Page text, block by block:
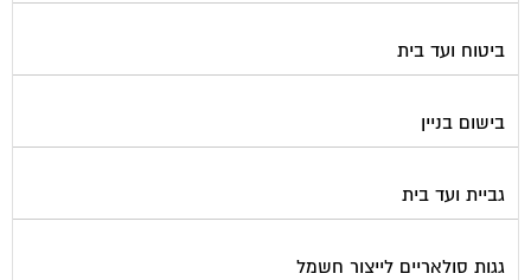
ביטוח ועד בית
בישום בניין
גביית ועד בית
גגות סולאריים לייצור חשמל